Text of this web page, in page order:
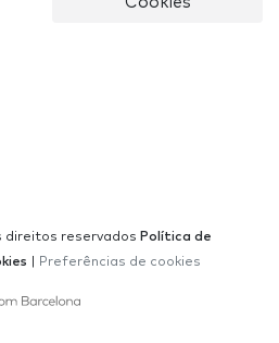
direitos reservados Política de
Preferências de cookies